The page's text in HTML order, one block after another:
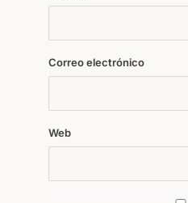
Correo electrónico
Web